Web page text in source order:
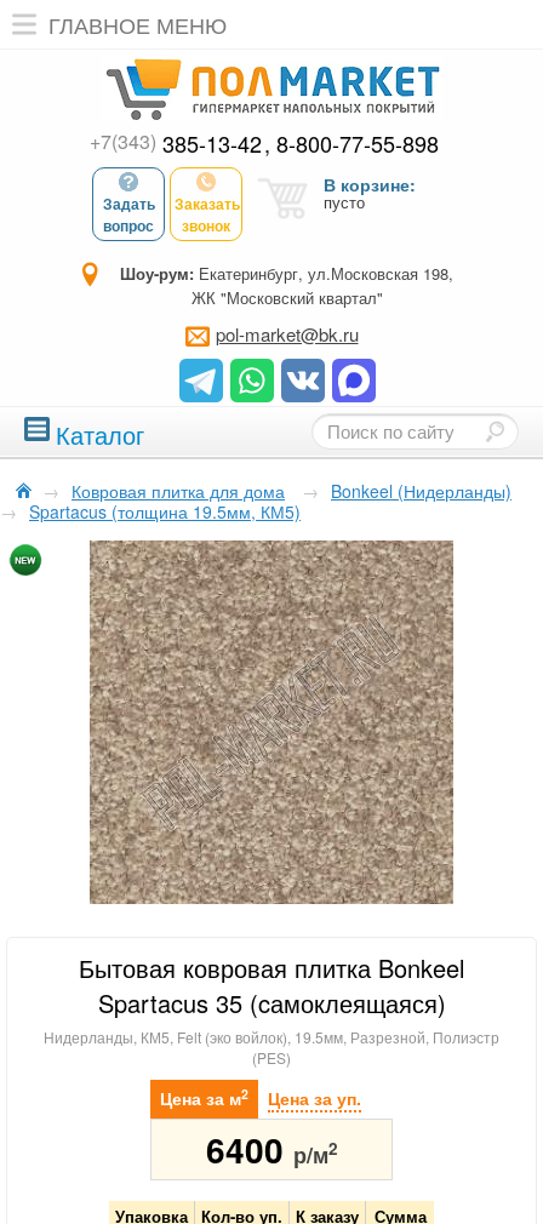
ГЛАВНОЕ МЕНЮ
+7(343) 385-13-42 8-800-77-55-898
Задать
вопрос
Заказать
звонок
В корзине:
пусто
Шоу-рум: Екатеринбург, ул.Московская 198,
ЖК "Московский квартал"
pol-market@bk.ru
Каталог
→ Ковровая плитка для дома → Bonkeel (Нидерланды)
→ Spartacus (толщина 19.5мм, КМ5)
Бытовая ковровая плитка Bonkeel
Spartacus 35 (cамоклеящаяся)
Нидерланды, КМ5, Felt (эко войлок), 19.5мм, Разрезной, Полиэстр
(PES)
Цена за м2 Цена за уп.
6400 р/м2
Упаковка Кол-во уп. К заказу
Сумма